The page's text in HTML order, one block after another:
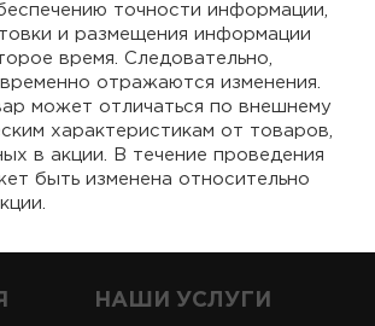
точности информации,
и размещения информации
время. Следовательно,
отражаются изменения.
может отличаться по внешнему
характеристикам от товаров,
в акции. В течение проведения
быть изменена относительно
НАШИ УСЛУГИ